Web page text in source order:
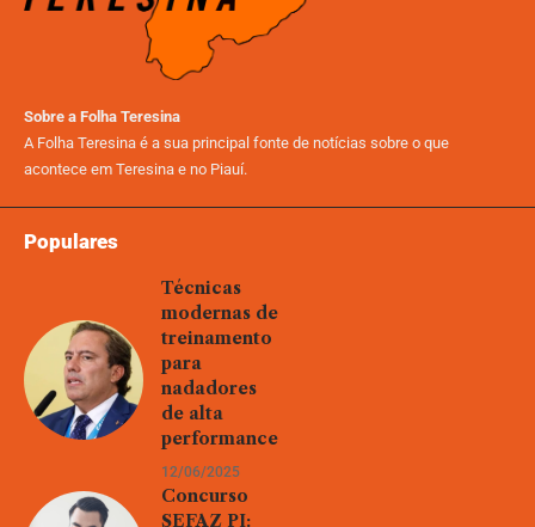
Sobre a Folha Teresina
A Folha Teresina é a sua principal fonte de notícias sobre o que
acontece em Teresina e no Piauí.
Populares
Técnicas
modernas de
treinamento
para
nadadores
de alta
performance
12/06/2025
Concurso
SEFAZ PI: